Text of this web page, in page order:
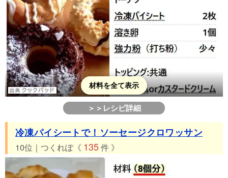
材料を全て表示
＞＞レシピ詳細
冷凍パイシートで！ソーセージクロワッサン
10位｜つくれぽ《 135件 》